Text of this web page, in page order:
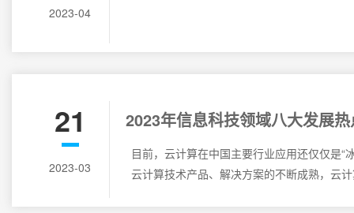
2023-04
21
2023-03
2023年信息科技领域八大发展
计算的重点应用领域
目前，云计算在中国主要行业应用还仅仅是“
云计算技术产品、解决方案的不断成熟，云